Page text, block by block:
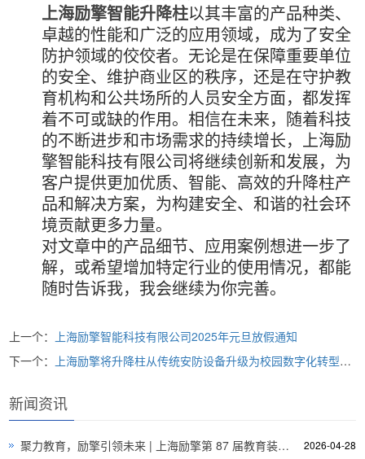
上海励擎智能升降柱以其丰富的产品种类、
卓越的性能和广泛的应用领域，成为了安全
防护领域的佼佼者。无论是在保障重要单位
的安全、维护商业区的秩序，还是在守护教
育机构和公共场所的人员安全方面，都发挥
着不可或缺的作用。相信在未来，随着科技
的不断进步和市场需求的持续增长，上海励
擎智能科技有限公司将继续创新和发展，为
客户提供更加优质、智能、高效的升降柱产
品和解决方案，为构建安全、和谐的社会环
境贡献更多力量。
对文章中的产品细节、应用案例想进一步了
解，或希望增加特定行业的使用情况，都能
随时告诉我，我会继续为你完善。
上一个：
上海励擎智能科技有限公司2025年元旦放假通知
下一个：
上海励擎将升降柱从传统安防设备升级为校园数字化转型的价值
新闻资讯
2026-04-28
聚力教育，励擎引领未来 | 上海励擎第 87 届教育装备展圆满收官！